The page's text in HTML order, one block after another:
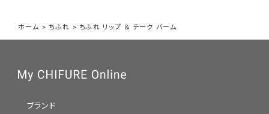
ホーム > ちふれ > ちふれ リップ ＆ チーク バーム
ブランド